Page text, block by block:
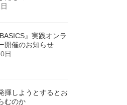
』実践オンラ
開催のお知らせ
日
揮しようとするとお
むのか